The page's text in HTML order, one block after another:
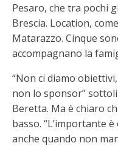
Pesaro, che tra pochi
Brescia. Location,
Matarazzo. Cinque
accompagnano la
“Non ci diamo
non lo sponsor”
Beretta. Ma è chiaro
basso. “L’importante
anche quando non